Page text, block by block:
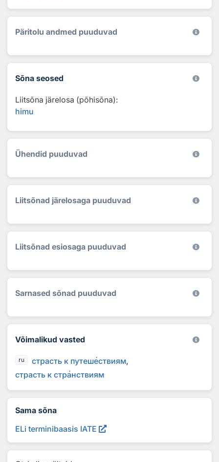
Päritolu andmed puuduvad
Sõna seosed
Liitsõna järelosa (põhisõna):
himu
Ühendid puuduvad
Liitsõnad järelosaga puuduvad
Liitsõnad esiosaga puuduvad
Sarnased sõnad puuduvad
Võimalikud vasted
ru страсть к путешествиям
страсть к странствиям
Sama sõna
ELi terminibaasis IATE